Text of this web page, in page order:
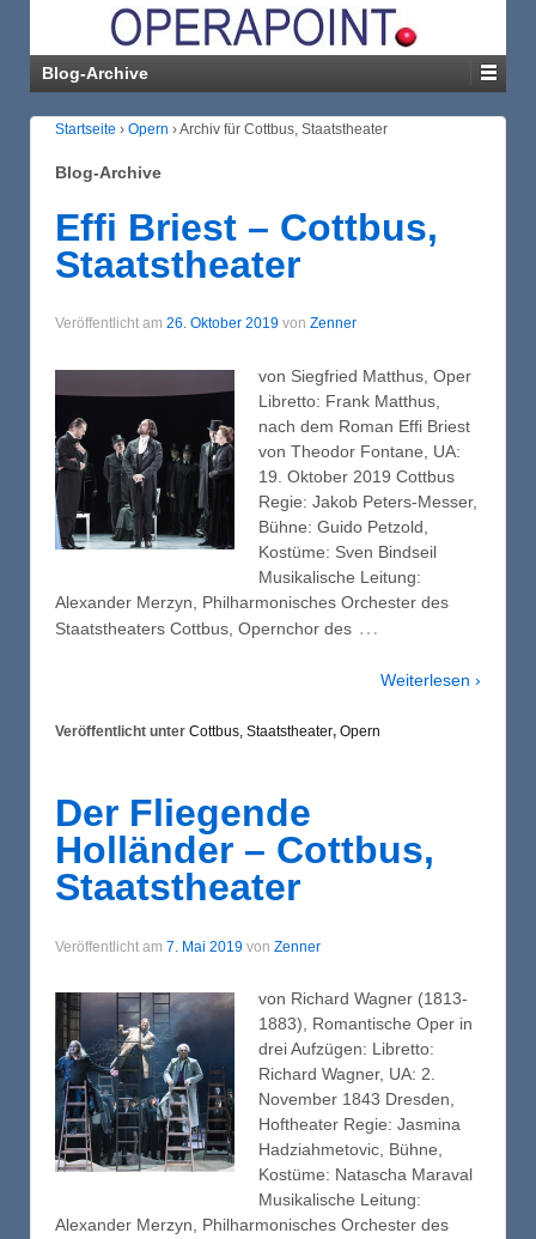
Blog-Archive
Startseite › Opern ›Archiv für Cottbus, Staatstheater
Blog-Archive
Effi Briest – Cottbus,
Staatstheater
Veröffentlicht am 26. Oktober 2019 von Zenner
von Siegfried Matthus, Oper
Libretto: Frank Matthus,
nach dem Roman Effi Briest
von Theodor Fontane, UA:
19. Oktober 2019 Cottbus
Regie: Jakob Peters-Messer,
Bühne: Guido Petzold,
Kostüme: Sven Bindseil
Musikalische Leitung:
Alexander Merzyn, Philharmonisches Orchester des
Staatstheaters Cottbus, Opernchor des …
Weiterlesen ›
Veröffentlicht unter Cottbus, Staatstheater, Opern
Der Fliegende
Holländer – Cottbus,
Staatstheater
Veröffentlicht am 7. Mai 2019 von Zenner
von Richard Wagner (1813-
1883), Romantische Oper in
drei Aufzügen: Libretto:
Richard Wagner, UA: 2.
November 1843 Dresden,
Hoftheater Regie: Jasmina
Hadziahmetovic, Bühne,
Kostüme: Natascha Maraval
Musikalische Leitung:
Alexander Merzyn, Philharmonisches Orchester des